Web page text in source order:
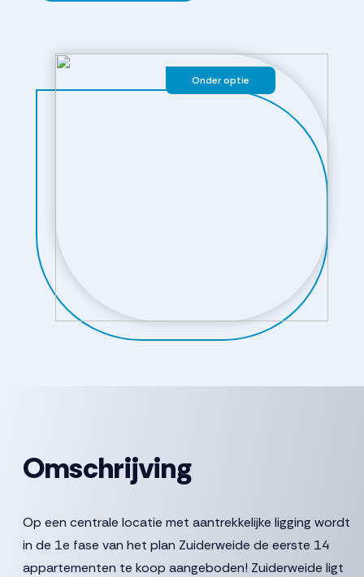
Onder optie
Omschrijving
Op een centrale locatie met aantrekkelijke ligging wordt
in de 1e fase van het plan Zuiderweide de eerste 14
appartementen te koop aangeboden! Zuiderweide ligt